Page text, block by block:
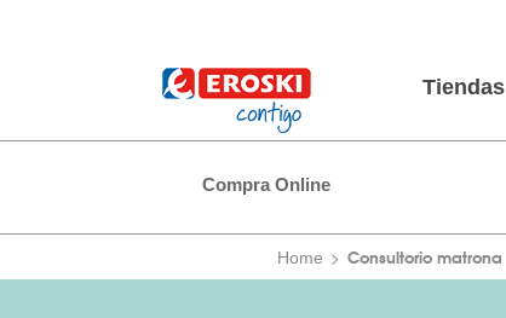
Tiendas
Compra Online
Home Consultorio matrona